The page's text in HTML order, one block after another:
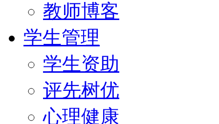
教师博客
学生管理
学生资助
评先树优
心理健康